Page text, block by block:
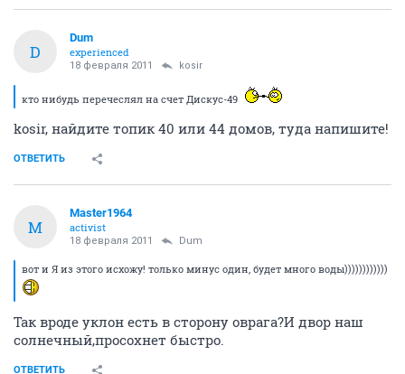
ОТВЕТИТЬ
Dum
18 февраля 2011 Master1964
вот и Я из этого исхожу! только минус один, будет
много воды))))))))))))
D
Dum
кто нибудь перечеслял на счет Дискус-49